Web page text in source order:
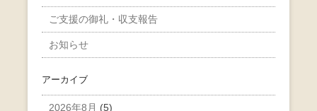
ご支援の御礼・収支報告
お知らせ
アーカイブ
2026年8月 (5)